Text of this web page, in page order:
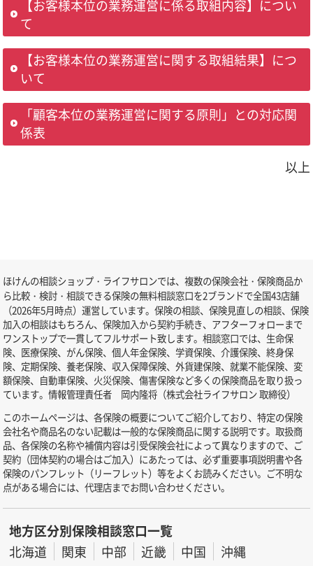
【お客様本位の業務運営に係る取組内容】につい
て
【お客様本位の業務運営に関する取組結果】につ
いて
「顧客本位の業務運営に関する原則」との対応関
係表
以上
ほけんの相談ショップ・ライフサロンでは、複数の保険会社・保険商品か
ら比較・検討・相談できる保険の無料相談窓口を2ブランドで全国43店舗
（2026年5月時点）運営しています。保険の相談、保険見直しの相談、保険
加入の相談はもちろん、保険加入から契約手続き、アフターフォローまで
ワンストップで一貫してフルサポート致します。相談窓口では、生命保
険、医療保険、がん保険、個人年金保険、学資保険、介護保険、終身保
険、定期保険、養老保険、収入保障保険、外貨建保険、就業不能保険、変
額保険、自動車保険、火災保険、傷害保険など多くの保険商品を取り扱っ
ています。情報管理責任者 岡内隆将（株式会社ライフサロン 取締役）
このホームページは、各保険の概要についてご紹介しており、特定の保険
会社名や商品名のない記載は一般的な保険商品に関する説明です。取扱商
品、各保険の名称や補償内容は引受保険会社によって異なりますので、ご
契約（団体契約の場合はご加入）にあたっては、必ず重要事項説明書や各
保険のパンフレット（リーフレット）等をよくお読みください。ご不明な
点がある場合には、代理店までお問い合わせください。
地方区分別保険相談窓口一覧
北海道
関東 中部 近畿 中国
沖縄